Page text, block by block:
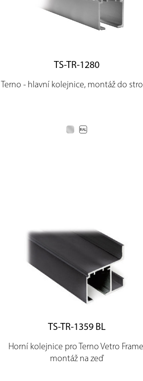
TS-TR-1280
Terno - hlavní kolejnice, montáž do
TS-TR-1359 BL
Horní kolejnice pro Terno Vetro
montáž na zeď